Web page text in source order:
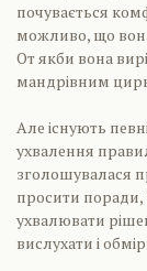
почувається
можливо, що
От якби вона
мандрівним
Але існують
ухвалення
зголошувалася
просити поради,
ухвалювати
вислухати і